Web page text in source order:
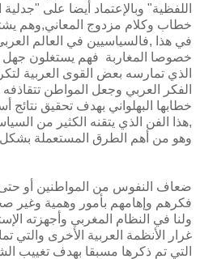
اللفظية" وبالإعتماد أيضا على "جدلية
خطاب وكلام مزدوج المعاني,وهم
في هذا ,فالسياسيين في العالم
خصوصا المغاربة فهم يستغلون جهل
الذي تمارسه بعض القوى العربية
الفكر العربي وجعل المواطن
خطابها البهلواني بهدف تحقيق
,هذا الفن الذي يتقنه الكثير من
وهو من أهم الطرق المستعملة
ضعاف النفوس من المواطنين أو حتى
فكرهم وإهامهم بأمور وهمية وغير
ولنا في النظام المغربي وأجهزته
غرار الأنظمة العربية الأخرى
التي تم ذكرها مسبقا بهدف تغييب